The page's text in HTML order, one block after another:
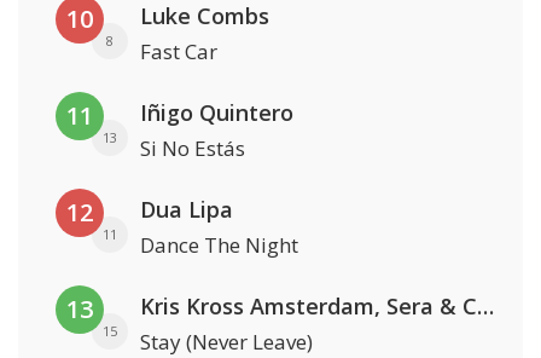
10
8
Luke Combs
Fast Car
11
13
Iñigo Quintero
Si No Estás
12
11
Dua Lipa
Dance The Night
13
15
Kris Kross Amsterdam, Sera & Conor Maynard
Stay (Never Leave)